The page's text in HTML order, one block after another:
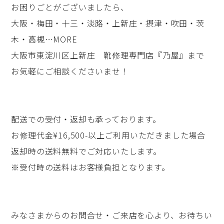
お困りごとがございましたら、
大阪・梅田・十三・淡路・上新庄・摂津・吹田・茨
木・高槻…MORE
大阪市東淀川区上新庄 靴修理専門店『乃屋』まで
お気軽にご相談くださいませ！
配送での受付・返却も承っております。
お修理代金¥16,500-以上ご利用いただきました場合
返却時の送料無料でご対応いたします。
※受付時の送料はお客様負担となります。
みなさまからのお問合せ・ご来店を心より、お待ちい